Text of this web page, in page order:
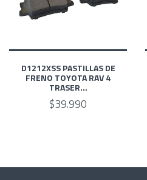
D1212XSS PASTILLAS DE
FRENO TOYOTA RAV 4
TRASER...
$39.990